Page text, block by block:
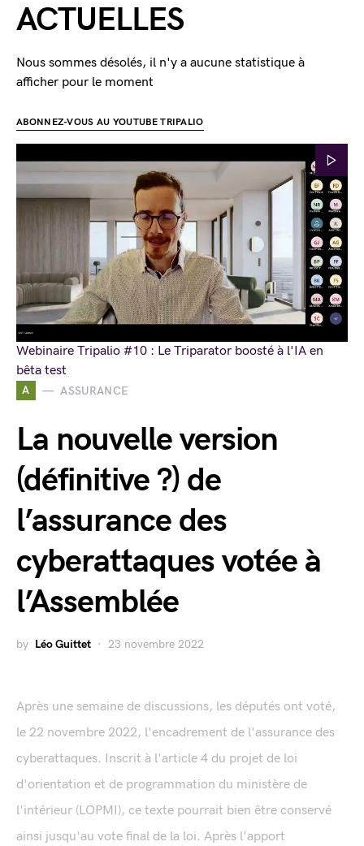
A ASSURANCE
La nouvelle version
(définitive ?) de
l’assurance des
cyberattaques votée à
l’Assemblée
by Léo Guittet 23 novembre 2022
Après une semaine de discussions, les députés ont voté,
le 22 novembre 2022, l'encadrement de l'assurance des
cyberattaques. Inscrit à l'article 4 du projet de loi
d'orientation et de programmation du ministère de
l'intérieur (LOPMI), ce texte pourrait bien être conservé
ainsi jusqu'au vote final de la loi. Après l'apport
ACTUELLES
Nous sommes désolés, il n'y a aucune statistique à
afficher pour le moment
ABONNEZ-VOUS AU YOUTUBE TRIPALIO
Webinaire Tripalio #10 : Le Triparator boosté à l'IA en
bêta test